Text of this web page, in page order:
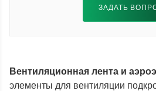
ЗАДАТЬ
Вентиляционная лента и
элементы для вентиляции